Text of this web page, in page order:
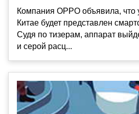
Компания OPPO объявила, что
Китае будет представлен
Судя по тизерам, аппарат
и серой расц...